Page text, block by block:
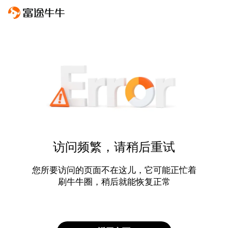
访问频繁，请稍后重试
您所要访问的页面不在这儿，它可能正忙着
刷牛牛圈，稍后就能恢复正常